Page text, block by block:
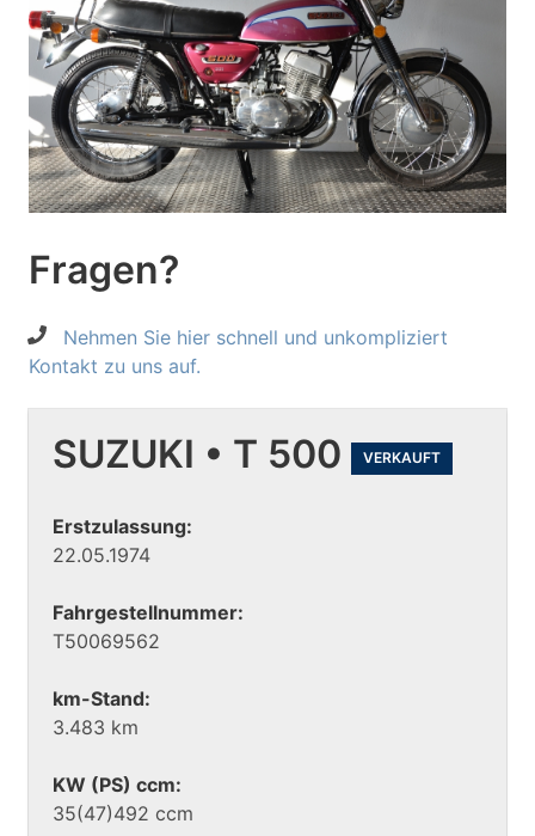
Fragen?
Nehmen Sie hier schnell und unkompliziert
Kontakt zu uns auf.
SUZUKI • T 500 VERKAUFT
Erstzulassung:
22.05.1974
Fahrgestellnummer:
T50069562
km-Stand:
3.483 km
KW (PS) ccm:
35(47)492 ccm